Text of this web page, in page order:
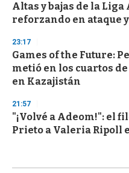
Altas y bajas de la Liga
reforzando en ataque
23:17
Games of the Future:
metió en los cuartos
en Kazajistán
21:57
"¡Volvé a Adeom!": el
Prieto a Valeria Ripoll